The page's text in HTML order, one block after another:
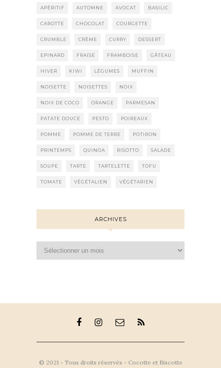
APÉRITIF AUTOMNE AVOCAT BASILIC
CAROTTE CHOCOLAT COURGETTE
CRUMBLE CRÈME CURRY DESSERT
EPINARD FRAISE FRAMBOISE GÂTEAU
HIVER KIWI LÉGUMES MUFFIN
NOISETTE NOISETTES NOIX
NOIX DE COCO ORANGE PARMESAN
PATATE DOUCE PESTO POIREAUX
POMME POMME DE TERRE POTIRON
PRINTEMPS QUINOA RISOTTO SALADE
SOUPE TARTE TARTELETTE TOFU
TOMATE VÉGÉTALIEN VÉGÉTARIEN
ARCHIVES
© 2021 - Tous droits réservés - Cocotte et Biscotte